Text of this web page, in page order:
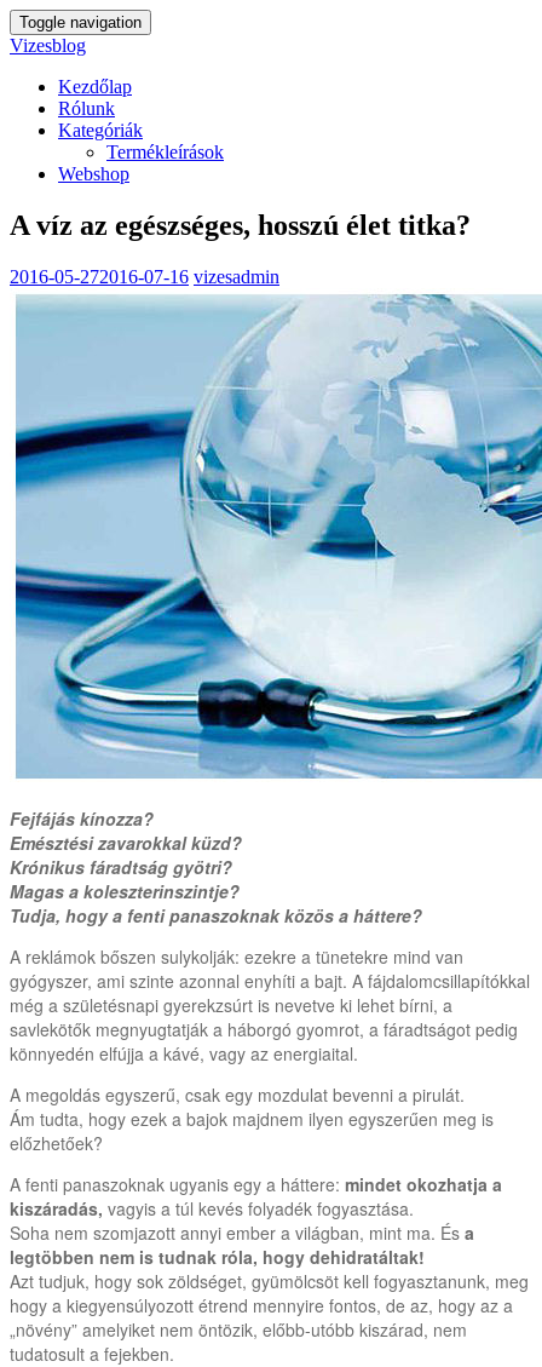
Toggle navigation
Vizesblog
Kezdőlap
Rólunk
Kategóriák
Termékleírások
Webshop
A víz az egészséges, hosszú élet titka?
2016-05-272016-07-16 vizesadmin
Fejfájás kínozza?
Emésztési zavarokkal küzd?
Krónikus fáradtság gyötri?
Magas a koleszterinszintje?
Tudja, hogy a fenti panaszoknak közös a háttere?
A reklámok bőszen sulykolják: ezekre a tünetekre mind van
gyógyszer, ami szinte azonnal enyhíti a bajt. A fájdalomcsillapítókkal
még a születésnapi gyerekzsúrt is nevetve ki lehet bírni, a
savlekötők megnyugtatják a háborgó gyomrot, a fáradtságot pedig
könnyedén elfújja a kávé, vagy az energiaital.
A megoldás egyszerű, csak egy mozdulat bevenni a pirulát.
Ám tudta, hogy ezek a bajok majdnem ilyen egyszerűen meg is
előzhetőek?
A fenti panaszoknak ugyanis egy a háttere: mindet okozhatja a
kiszáradás, vagyis a túl kevés folyadék fogyasztása.
Soha nem szomjazott annyi ember a világban, mint ma. És a
legtöbben nem is tudnak róla, hogy dehidratáltak!
Azt tudjuk, hogy sok zöldséget, gyümölcsöt kell fogyasztanunk, meg
hogy a kiegyensúlyozott étrend mennyire fontos, de az, hogy az a
„növény” amelyiket nem öntözik, előbb-utóbb kiszárad, nem
tudatosult a fejekben.